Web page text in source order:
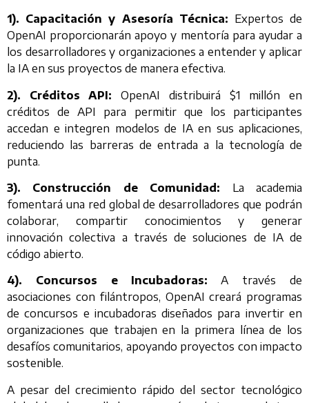
1). Capacitación y Asesoría Técnica: Expertos de
OpenAI proporcionarán apoyo y mentoría para ayudar a
los desarrolladores y organizaciones a entender y aplicar
la IA en sus proyectos de manera efectiva.
2). Créditos API:OpenAI distribuirá $1 millón en
créditos de API para permitir que los participantes
accedan e integren modelos de IA en sus aplicaciones,
reduciendo las barreras de entrada a la tecnología de
punta.
3). Construcción de Comunidad: La academia
fomentará una red global de desarrolladores que podrán
colaborar, compartir conocimientos y generar
innovación colectiva a través de soluciones de IA de
código abierto.
4). Concursos e Incubadoras: A través de
asociaciones con filántropos, OpenAI creará programas
de concursos e incubadoras diseñados para invertir en
organizaciones que trabajen en la primera línea de los
desafíos comunitarios, apoyando proyectos con impacto
sostenible.
A pesar del crecimiento rápido del sector tecnológico